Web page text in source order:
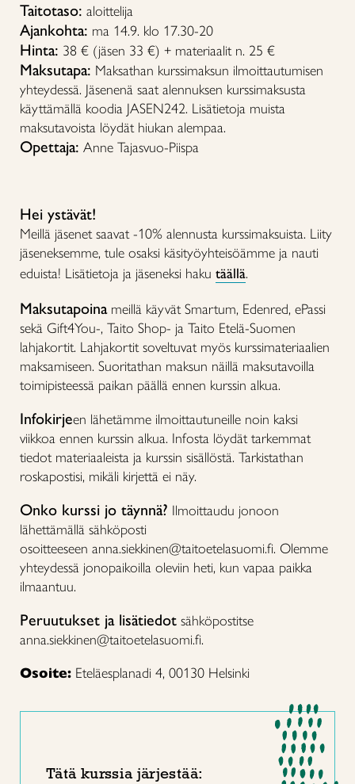
Taitotaso: aloittelija
Ajankohta: ma 14.9. klo 17.30-20
Hinta: 38 € (jäsen 33 €) + materiaalit n. 25 €
Maksutapa: Maksathan kurssimaksun ilmoittautumisen
yhteydessä. Jäsenenä saat alennuksen kurssimaksusta
käyttämällä koodia JASEN242. Lisätietoja muista
maksutavoista löydät hiukan alempaa.
Opettaja: Anne Tajasvuo-Piispa
Hei ystävät!
Meillä jäsenet saavat -10% alennusta kurssimaksuista. Liity
jäseneksemme, tule osaksi käsityöyhteisöämme ja nauti
eduista! Lisätietoja ja jäseneksi haku täällä.
Maksutapoinameillä käyvät Smartum, Edenred, ePassi
sekä Gift4You-, Taito Shop- ja Taito Etelä-Suomen
lahjakortit. Lahjakortit soveltuvat myös kurssimateriaalien
maksamiseen. Suoritathan maksun näillä maksutavoilla
toimipisteessä paikan päällä ennen kurssin alkua.
Infokirjeen lähetämme ilmoittautuneille noin kaksi
viikkoa ennen kurssin alkua. Infosta löydät tarkemmat
tiedot materiaaleista ja kurssin sisällöstä. Tarkistathan
roskapostisi, mikäli kirjettä ei näy.
Onko kurssi jo täynnä? Ilmoittaudu jonoon
lähettämällä sähköposti
osoitteeseen anna.siekkinen@taitoetelasuomi.fi. Olemme
yhteydessä jonopaikoilla oleviin heti, kun vapaa paikka
ilmaantuu.
Peruutukset ja lisätiedot sähköpostitse
anna.siekkinen@taitoetelasuomi.fi.
Osoite: Eteläesplanadi 4, 00130 Helsinki
Tätä kurssia järjestää: